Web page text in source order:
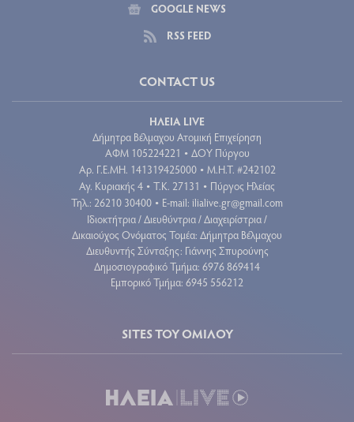
GOOGLE NEWS
RSS FEED
CONTACT US
ΗΛΕΙΑ LIVE
Δήμητρα Βέλμαχου Ατομική Επιχείρηση
ΑΦΜ 105224221 • ΔΟΥ Πύργου
Aρ. Γ.Ε.ΜΗ. 141319425000 • Μ.Η.Τ. #242102
Αγ. Κυριακής 4 • Τ.Κ. 27131 • Πύργος Ηλείας
Τηλ.: 26210 30400 • E-mail: ilialive.gr@gmail.com
Ιδιοκτήτρια / Διευθύντρια / Διαχειρίστρια /
Δικαιούχος Ονόματος Τομέα: Δήμητρα Βέλμαχου
Διευθυντής Σύνταξης: Γιάννης Σπυρούνης
Δημοσιογραφικό Τμήμα: 6976 869414
Εμπορικό Τμήμα: 6945 556212
SITES ΤΟΥ ΟΜΙΛΟΥ